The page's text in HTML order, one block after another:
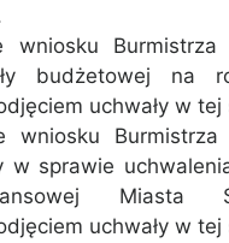
wniosku
budżetowej na
uchwały w tej
wniosku
w sprawie
Miasta
uchwały w tej